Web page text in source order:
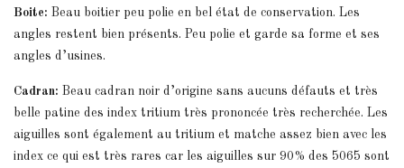
Boite: Beau boitier peu polie en bel état de conservation. Les
angles restent bien présents. Peu polie et garde sa forme et ses
angles d’usines.
Cadran: Beau cadran noir d’origine sans aucuns défauts et très
belle patine des index tritium très prononcée très recherchée. Les
aiguilles sont également au tritium et matche assez bien avec les
index ce qui est très rares car les aiguilles sur 90% des 5065 sont